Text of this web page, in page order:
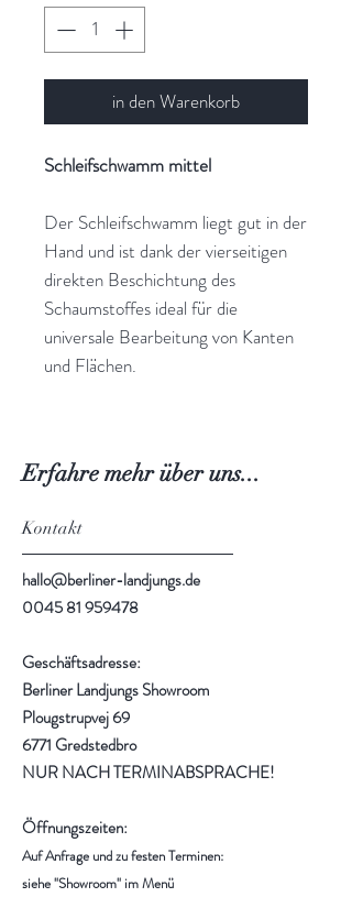
in den Warenkorb
Schleifschwamm mittel
Der Schleifschwamm liegt gut in der
Hand und ist dank der vierseitigen
direkten Beschichtung des
Schaumstoffes ideal für die
universale Bearbeitung von Kanten
und Flächen.
Erfahre mehr über uns...
Kontakt
hallo@berliner-landjungs.de
0045 81 959478
Geschäftsadresse:
Berliner Landjungs Showroom
Plougstrupvej 69
6771 Gredstedbro
NUR NACH TERMINABSPRACHE!
Öffnungszeiten:
Auf Anfrage und zu festen Terminen:
siehe "Showroom" im Menü